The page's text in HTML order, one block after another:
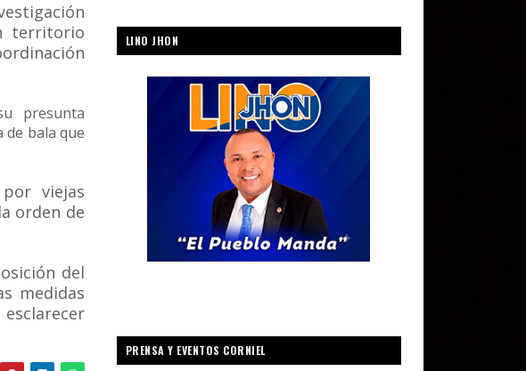
territorio
presunta
de bala que
viejas
orden de
del
medidas
LINO JHON
PRENSA Y EVENTOS CORNIEL